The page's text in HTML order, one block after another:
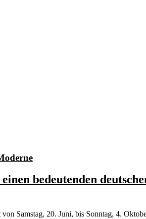
bedeutenden
Samstag, 20. Juni, bis Sonntag, 4.